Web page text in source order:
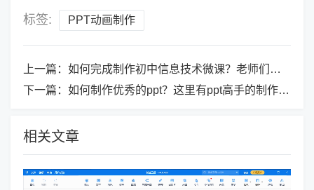
标签: PPT动画制作
上一篇： 如何完成制作初中信息技术微课？老师们不要错过这个！
下一篇： 如何制作优秀的ppt？这里有ppt高手的制作技巧！
相关文章